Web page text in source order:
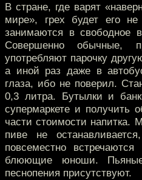
В стране, где варят
мире», грех будет его
занимаются в свободное
Совершенно обычные,
употребляют парочку
а иной раз даже в
глаза, ибо не поверил.
0,3 литра. Бутылки и
супермаркете и получить
части стоимости напитка.
пиве не
повсеместно
блюющие юноши.
песнопения присутствуют.